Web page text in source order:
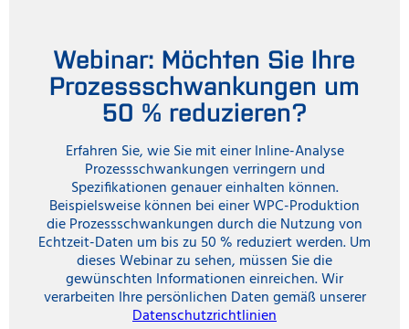
Webinar: Möchten Sie Ihre
Prozessschwankungen um
50 % reduzieren?
Erfahren Sie, wie Sie mit einer Inline-Analyse
Prozessschwankungen verringern und
Spezifikationen genauer einhalten können.
Beispielsweise können bei einer WPC-Produktion
die Prozessschwankungen durch die Nutzung von
Echtzeit-Daten um bis zu 50 % reduziert werden. Um
dieses Webinar zu sehen, müssen Sie die
gewünschten Informationen einreichen. Wir
verarbeiten Ihre persönlichen Daten gemäß unserer
Datenschutzrichtlinien